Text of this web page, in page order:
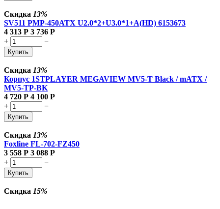
Скидка 13%
SV511 PMP-450ATX U2.0*2+U3.0*1+A(HD) 6153673
4 313 Р 3 736 Р
+
−
Купить
Скидка 13%
Корпус 1STPLAYER MEGAVIEW MV5-T Black / mATX /
MV5-TP-BK
4 720 Р 4 100 Р
+
−
Купить
Скидка 13%
Foxline FL-702-FZ450
3 558 Р 3 088 Р
+
−
Купить
Скидка 15%